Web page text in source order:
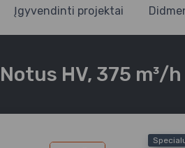
Įgyvendinti projektai
HV, 375 m³/h